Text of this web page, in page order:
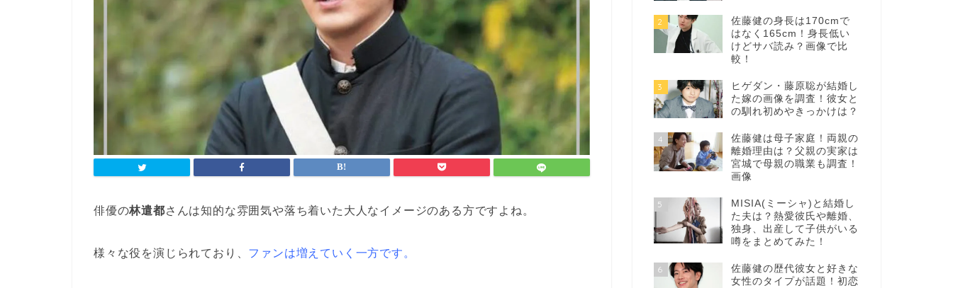
俳優の林遣都さんは知的な雰囲気や落ち着いた大人なイメージのある方ですよね。
様々な役を演じられており、 ファンは増えていく一方です。
2
佐藤健の身長は170cmで
はなく165cm！身長低い
けどサバ読み？画像で比
較！
3
ヒゲダン・藤原聡が結婚し
た嫁の画像を調査！彼女と
の馴れ初めやきっかけは？
4
佐藤健は母子家庭！両親の
離婚理由は？父親の実家は
宮城で母親の職業も調査！
画像
5
MISIA(ミーシャ)と結婚し
た夫は？熱愛彼氏や離婚、
独身、出産して子供がいる
噂をまとめてみた！
6
佐藤健の歴代彼女と好きな
女性のタイプが話題！初恋